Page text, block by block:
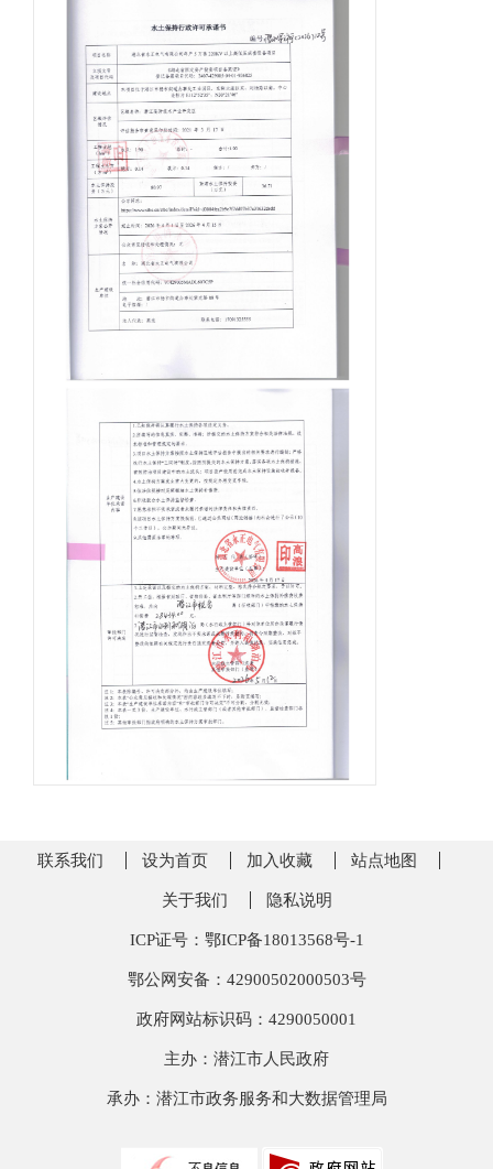
联系我们 设为首页 加入收藏 站点地图
关于我们 隐私说明
ICP证号：鄂ICP备18013568号-1
鄂公网安备：42900502000503号
政府网站标识码：4290050001
主办：潜江市人民政府
承办：潜江市政务服务和大数据管理局